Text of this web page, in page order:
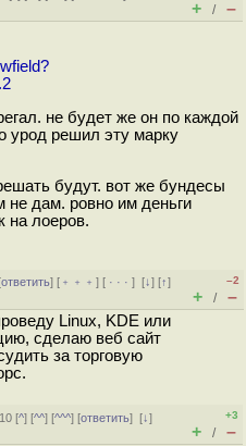
+ / –
не будет же он по каждой
урод решил эту марку
будут. вот же бундесы
не дам. ровно им деньги
на лоеров.
ответить] [ ﹢﹢﹢] [ · · ·][↓] [↑]
–2
+ / –
Linux, KDE или
сделаю веб сайт
за торговую
[^] [^^] [^^^] [ответить][↓]
+3
+ / –